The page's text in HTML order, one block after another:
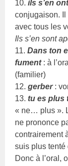
10.ils s’en
conjugaison.
avec tous les
Ils s’en sont
11.Dans ton
fument: à
(familier)
12.gerber:
13.tu es plus
« ne… plus ».
ne prononce
contrairement
suis plus tenté
Donc à l’oral,